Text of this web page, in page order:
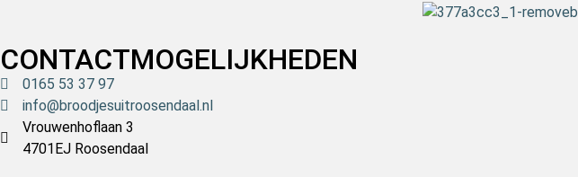
CONTACTMOGELIJKHEDEN
0165 53 37 97
info@broodjesuitroosendaal.nl
Vrouwenhoflaan 3
4701EJ Roosendaal